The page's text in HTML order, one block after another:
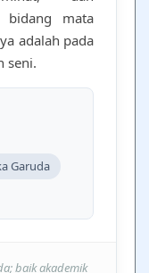
bidang mata
adalah pada
seni.
Garuda
baik akademik